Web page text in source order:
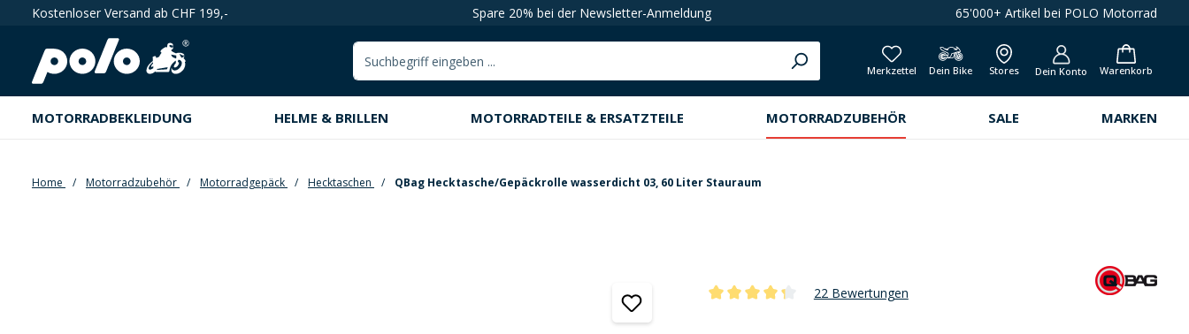
Zur Hauptnavigation springen
Kostenloser Versand ab CHF 199,- Spare 20% bei der Newsletter-Anmeldung 65'000+ Artikel bei POLO Motorrad
Merkzettel Dein Bike Stores Dein Konto Warenkorb
MOTORRADBEKLEIDUNG HELME & BRILLEN MOTORRADTEILE & ERSATZTEILE MOTORRADZUBEHÖR SALE MARKEN
Home Motorradzubehör Motorradgepäck Hecktaschen QBag Hecktasche/Gepäckrolle wasserdicht 03, 60 Liter Stauraum
22 Bewertungen